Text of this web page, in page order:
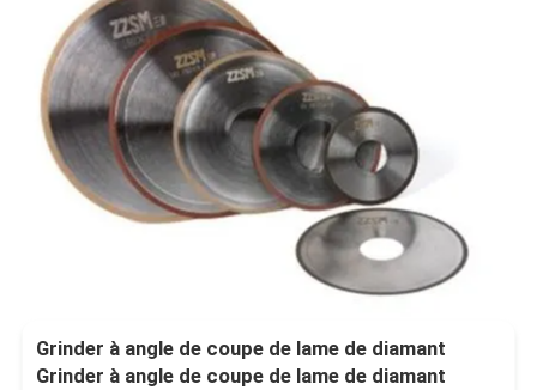
Grinder à angle de coupe de lame de diamant
Grinder à angle de coupe de lame de diamant